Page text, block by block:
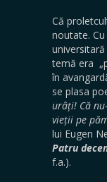
Că
noutate.
temă era
în
se plasa
urâți! Că
vieții pe
lui Eugen
Patru
f.a.).